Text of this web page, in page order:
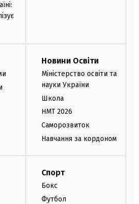
Новини Освіти
Міністерство освіти та
науки України
Школа
НМТ 2026
Саморозвиток
Навчання за кордоном
Спорт
Бокс
Футбол